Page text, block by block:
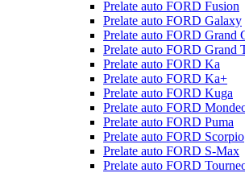
Prelate auto FORD Fusion
Prelate auto FORD Galaxy
Prelate auto FORD Grand
Prelate auto FORD Grand
Prelate auto FORD Ka
Prelate auto FORD Ka+
Prelate auto FORD Kuga
Prelate auto FORD
Prelate auto FORD Puma
Prelate auto FORD Scorpio
Prelate auto FORD S-Max
Prelate auto FORD